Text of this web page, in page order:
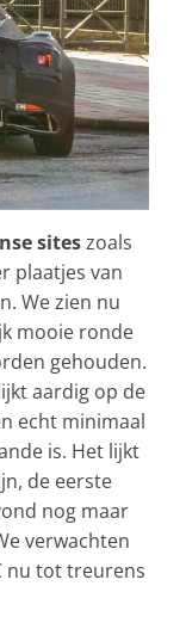
siteszoals
plaatjes van
We zien nu
mooie ronde
gehouden.
aardig op de
echt minimaal
is. Het lijkt
de eerste
nog maar
verwachten
nu tot treurens